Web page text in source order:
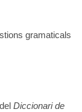
gramaticals
Diccionari de